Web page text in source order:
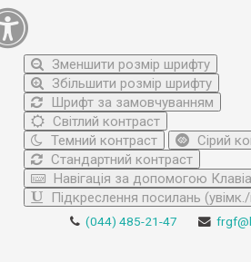
Зменшити розмір шрифту
Збільшити розмір шрифту
Шрифт за замовчуванням
Світлий контраст
Темний контраст
Сірий
Стандартний контраст
Навігація за допомогою
Підкреслення посилань
(044) 485-21-47